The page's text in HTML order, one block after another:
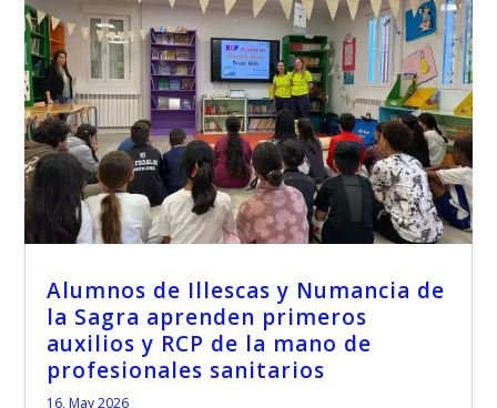
Alumnos de Illescas y Numancia de
la Sagra aprenden primeros
auxilios y RCP de la mano de
profesionales sanitarios
16, May 2026